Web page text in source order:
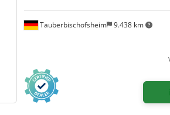
Tauberbischofsheim 9.438 km